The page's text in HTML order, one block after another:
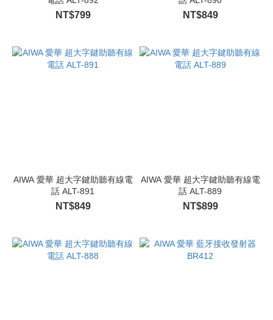
NT$799 NT$849
AIWA 愛華 超大字鍵助聽有線電
話 ALT-891
NT$849
AIWA 愛華 超大字鍵助聽有線電
話 ALT-889
NT$899